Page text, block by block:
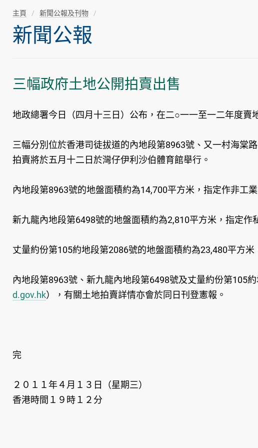
主頁 新聞公報及刊物
新聞公報
三幅政府土地公開拍賣出售
地政總署今日（四月十三日）公布，在二○一一至一二年度賣
三幅分別位於香港司徒拔道的內地段第8963號、又一村海棠
拍賣將於五月十二日於灣仔伊利沙伯體育館舉行。
內地段第8963號的地盤面積約為14,700平方米，指定作非工
新九龍內地段第6498號的地盤面積約為2,810平方米，指定
丈量約份第105約地段第2086號的地盤面積約為23,480平方
內地段第8963號、新九龍內地段第6498號及丈量約份第105
d.gov.hk），有關土地拍賣詳情亦會於同日刊登憲報。
完
２０１１年４月１３日（星期三）
香港時間１９時１２分